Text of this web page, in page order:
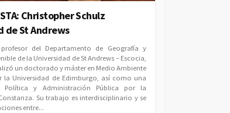
Christopher Schulz
de St Andrews
del Departamento de Geografía y
de la Universidad de St Andrews – Escocia,
un doctorado y máster en Medio Ambiente
la Universidad de Edimburgo, así como una
Política y Administración Pública por la
Su trabajo es interdisciplinario y se
entre...